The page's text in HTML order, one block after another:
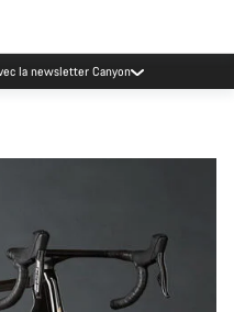
la newsletter Canyon